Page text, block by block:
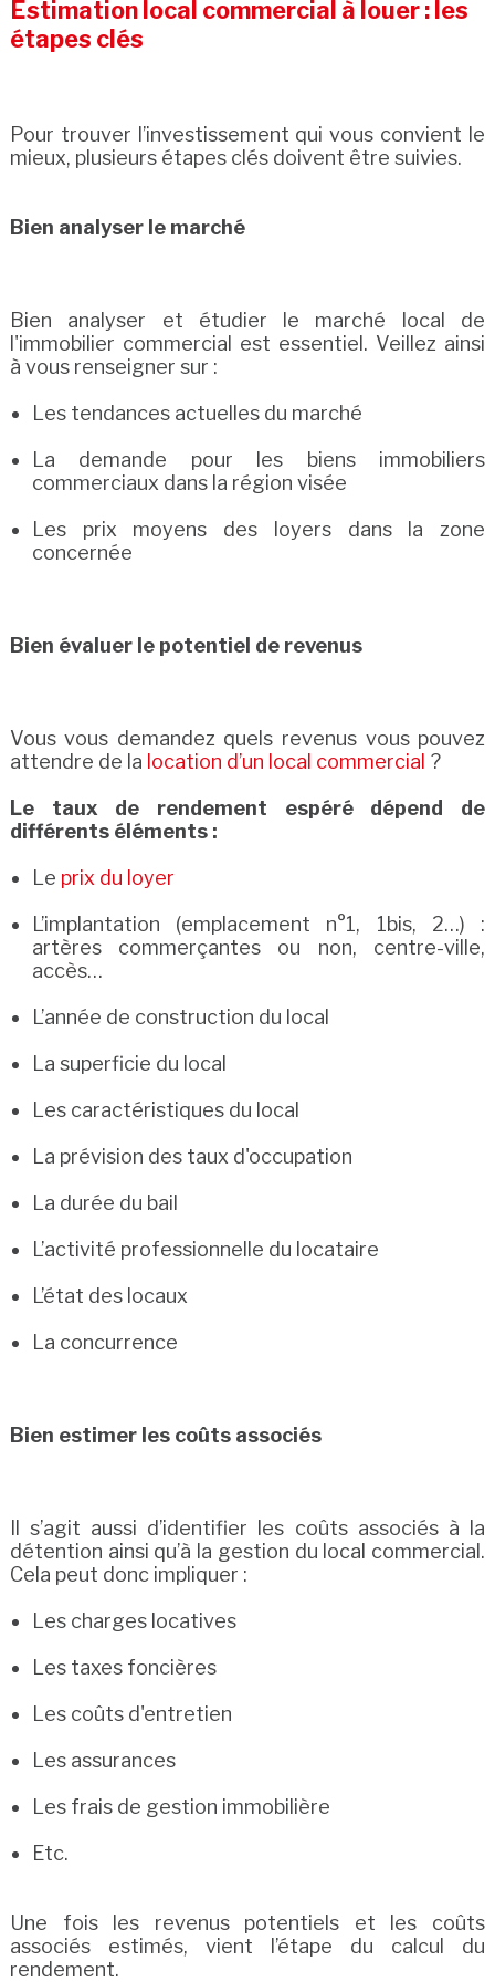
Estimation local commercial à louer : les
étapes clés
Pour trouver l’investissement qui vous convient le
mieux, plusieurs étapes clés doivent être suivies.
Bien analyser le marché
Bien analyser et étudier le marché local de
l'immobilier commercial est essentiel. Veillez ainsi
à vous renseigner sur :
Les tendances actuelles du marché
La demande pour les biens immobiliers
commerciaux dans la région visée
Les prix moyens des loyers dans la zone
concernée
Bien évaluer le potentiel de revenus
Vous vous demandez quels revenus vous pouvez
attendre de la location d’un local commercial ?
Le taux de rendement espéré dépend de
différents éléments :
Le prix du loyer
L’implantation (emplacement n°1, 1bis, 2…) :
artères commerçantes ou non, centre-ville,
accès…
L’année de construction du local
La superficie du local
Les caractéristiques du local
La prévision des taux d'occupation
La durée du bail
L’activité professionnelle du locataire
L’état des locaux
La concurrence
Bien estimer les coûts associés
Il s’agit aussi d’identifier les coûts associés à la
détention ainsi qu’à la gestion du local commercial.
Cela peut donc impliquer :
Les charges locatives
Les taxes foncières
Les coûts d'entretien
Les assurances
Les frais de gestion immobilière
Etc.
Une fois les revenus potentiels et les coûts
associés estimés, vient l’étape du calcul du
rendement.